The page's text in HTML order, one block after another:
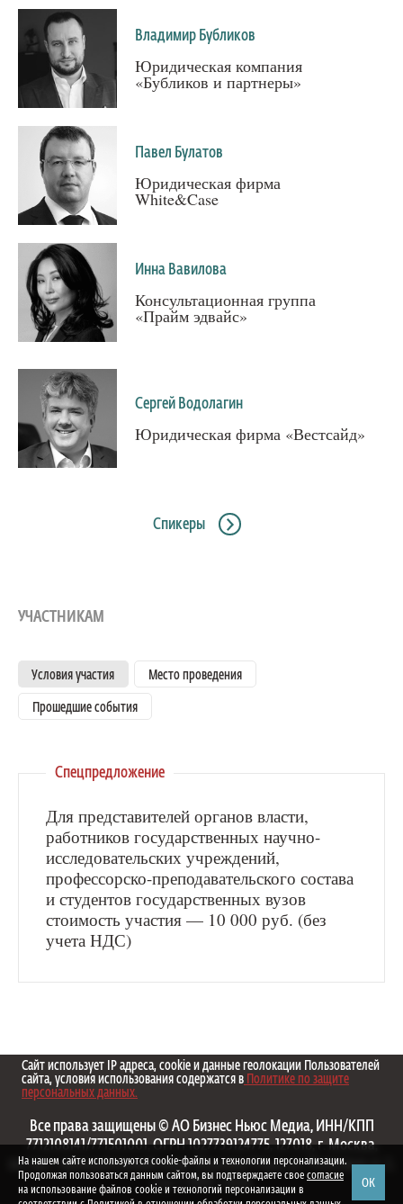
Владимир Бубликов
Юридическая компания
«Бубликов и партнеры»
Павел Булатов
Юридическая фирма
White&Case
Инна Вавилова
Консультационная группа
«Прайм эдвайс»
Сергей Водолагин
Юридическая фирма «Вестсайд»
Спикеры
УЧАСТНИКАМ
Условия участия Место проведения
Прошедшие события
Спецпредложение
Для представителей органов власти,
работников государственных научно-
исследовательских учреждений,
профессорско-преподавательского состава
и студентов государственных вузов
стоимость участия — 10 000 руб. (без
учета НДС)
Сайт использует IP адреса, cookie и данные геолокации Пользователей
сайта, условия использования содержатся в Политике по защите
персональных данных.
Все права защищены © АО Бизнес Ньюс Медиа, ИНН/КПП
7712108141/771501001, ОГРН 1027739124775, 127018, г. Москва,
вн.тер.г. муниципальный округ Марьина Роща, ул. Полковая, д. 3,
стр. 1. 1999—2026
На нашем сайте используются cookie-файлы и технологии персонализации.
Продолжая пользоваться данным сайтом, вы подтверждаете свое согласие
на использование файлов cookie и технологий персонализации в
ОК